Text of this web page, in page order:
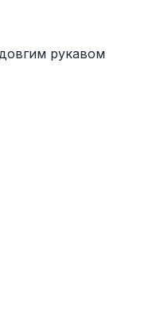
рукавом